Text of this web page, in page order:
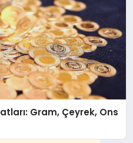
Gram, Çeyrek, Ons